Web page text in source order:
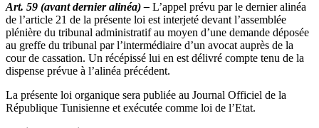
Art. 59 (avant dernier alinéa) – L’appel prévu par le dernier alinéa
de l’article 21 de la présente loi est interjeté devant l’assemblée
plénière du tribunal administratif au moyen d’une demande déposée
au greffe du tribunal par l’intermédiaire d’un avocat auprès de la
cour de cassation. Un récépissé lui en est délivré compte tenu de la
dispense prévue à l’alinéa précédent.
La présente loi organique sera publiée au Journal Officiel de la
République Tunisienne et exécutée comme loi de l’Etat.